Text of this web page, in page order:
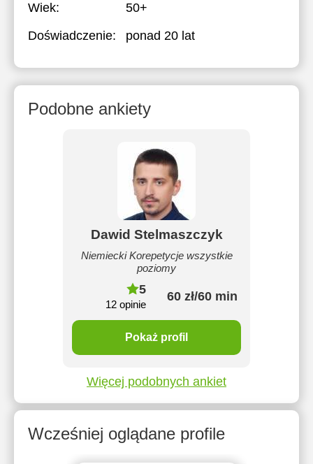
Wiek:
50+
Doświadczenie:
ponad 20 lat
Podobne ankiety
Dawid Stelmaszczyk
Niemiecki Korepetycje wszystkie
poziomy
5
12 opinie
60 zł/60 min
Pokaż profil
Więcej podobnych ankiet
Wcześniej oglądane profile